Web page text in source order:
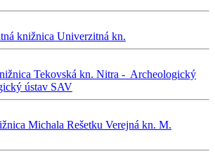
knižnica Univerzitná kn.
Tekovská kn. Nitra - Archeologický
ústav SAV
Michala Rešetku Verejná kn. M.